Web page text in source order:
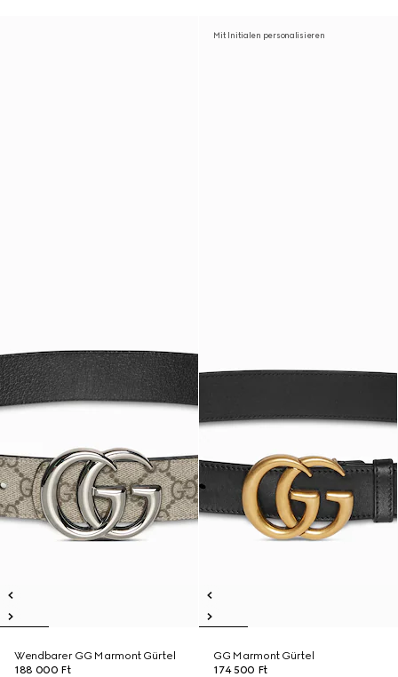
Wendbarer GG Marmont Gürtel
188 000 Ft
Mit Initialen personalisieren
GG Marmont Gürtel
174 500 Ft